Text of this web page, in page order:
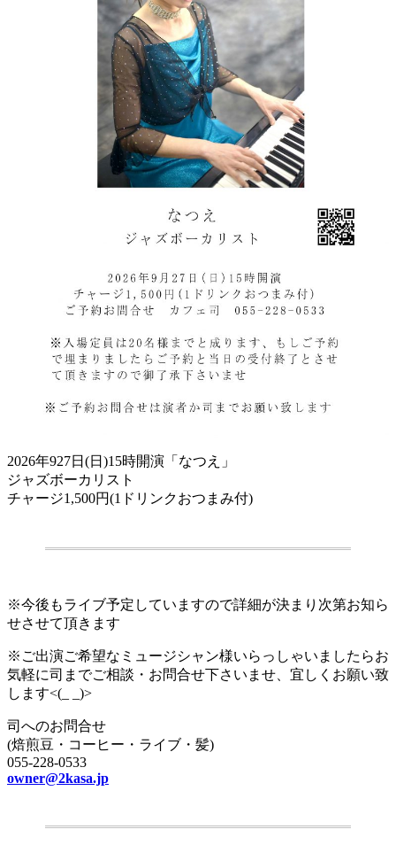
2026年927日(日)15時開演「なつえ」
ジャズボーカリスト
チャージ1,500円(1ドリンクおつまみ付)
※今後もライブ予定していますので詳細が決まり次第お知ら
せさせて頂きます
※ご出演ご希望なミュージシャン様いらっしゃいましたらお
気軽に司までご相談・お問合せ下さいませ、宜しくお願い致
します<(_ _)>
司へのお問合せ
(焙煎豆・コーヒー・ライブ・髪)
055-228-0533
owner@2kasa.jp